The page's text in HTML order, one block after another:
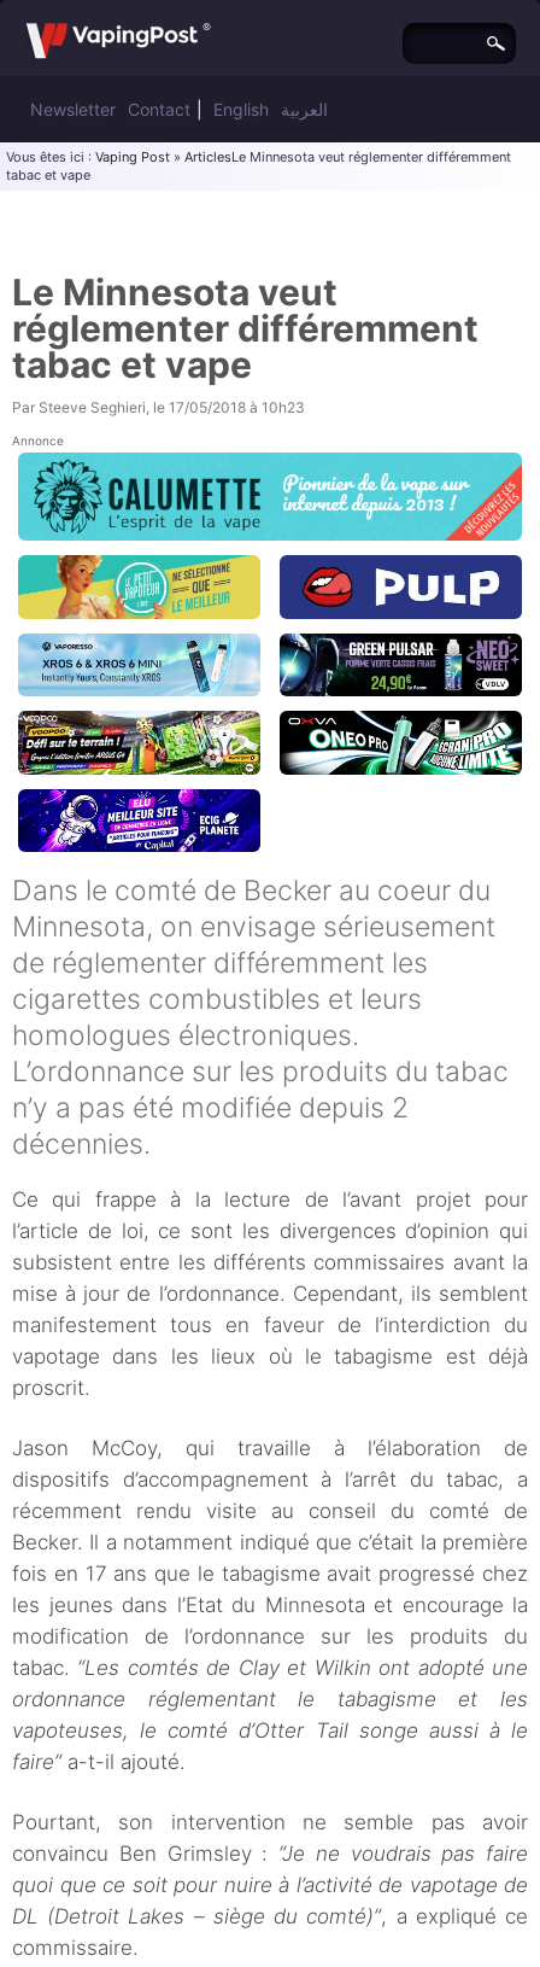
Newsletter Contact English العربية
Vous êtes ici : Vaping Post » ArticlesLe Minnesota veut réglementer différemment
tabac et vape
Le Minnesota veut
réglementer différemment
tabac et vape
Par Steeve Seghieri, le 17/05/2018 à 10h23
Annonce
Dans le comté de Becker au coeur du
Minnesota, on envisage sérieusement
de réglementer différemment les
cigarettes combustibles et leurs
homologues électroniques.
L’ordonnance sur les produits du tabac
n’y a pas été modifiée depuis 2
décennies.
Ce qui frappe à la lecture de l’avant projet pour
l’article de loi, ce sont les divergences d’opinion qui
subsistent entre les différents commissaires avant la
mise à jour de l’ordonnance. Cependant, ils semblent
manifestement tous en faveur de l’interdiction du
vapotage dans les lieux où le tabagisme est déjà
proscrit.
Jason McCoy, qui travaille à l’élaboration de
dispositifs d’accompagnement à l’arrêt du tabac, a
récemment rendu visite au conseil du comté de
Becker. Il a notamment indiqué que c’était la première
fois en 17 ans que le tabagisme avait progressé chez
les jeunes dans l’Etat du Minnesota et encourage la
modification de l’ordonnance sur les produits du
tabac. “Les comtés de Clay et Wilkin ont adopté une
ordonnance réglementant le tabagisme et les
vapoteuses, le comté d’Otter Tail songe aussi à le
faire”a-t-il ajouté.
Pourtant, son intervention ne semble pas avoir
convaincu Ben Grimsley : “Je ne voudrais pas faire
quoi que ce soit pour nuire à l’activité de vapotage de
DL (Detroit Lakes – siège du comté)”, a expliqué ce
commissaire.